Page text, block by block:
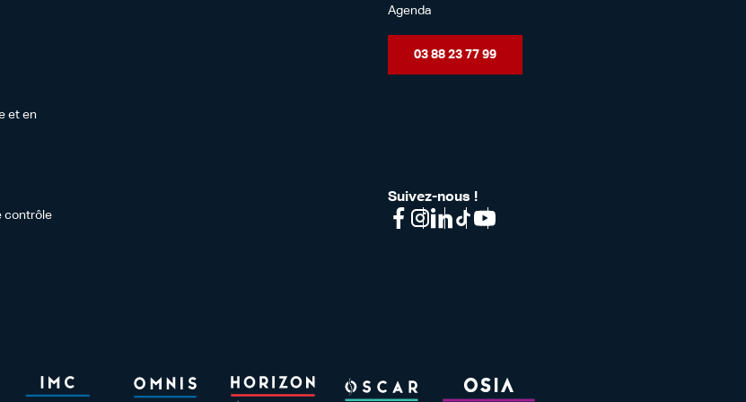
Agenda
03 88 23 77 99
et en
contrôle
Suivez-nous !